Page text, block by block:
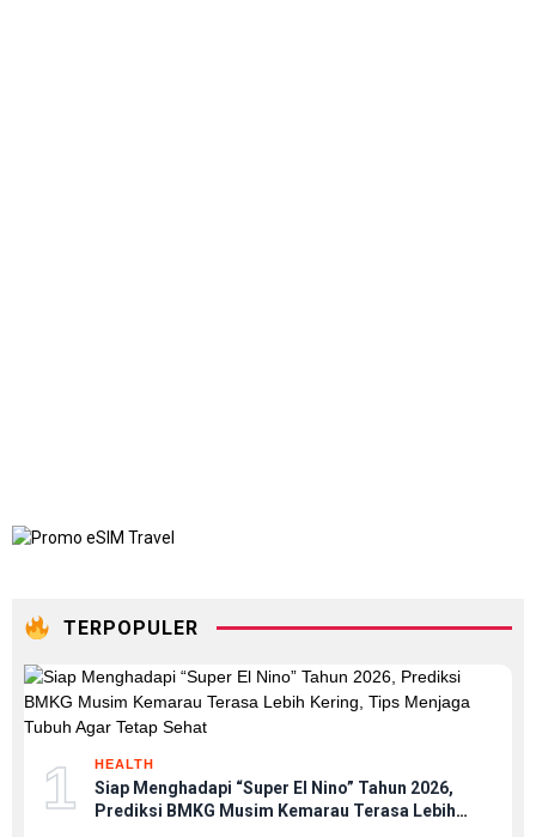
TERPOPULER
1 HEALTH
Siap Menghadapi “Super El Nino” Tahun 2026,
Prediksi BMKG Musim Kemarau Terasa Lebih